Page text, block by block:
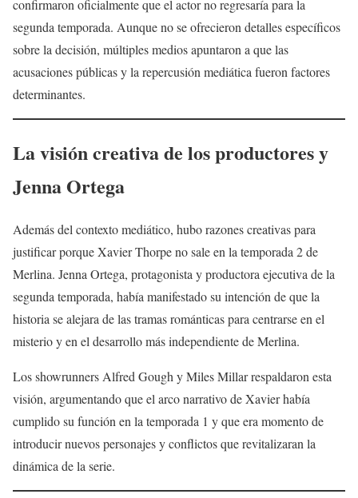
confirmaron oficialmente que el actor no regresaría para la
segunda temporada. Aunque no se ofrecieron detalles específicos
sobre la decisión, múltiples medios apuntaron a que las
acusaciones públicas y la repercusión mediática fueron factores
determinantes.
La visión creativa de los productores y
Jenna Ortega
Además del contexto mediático, hubo razones creativas para
justificar porque Xavier Thorpe no sale en la temporada 2 de
Merlina. Jenna Ortega, protagonista y productora ejecutiva de la
segunda temporada, había manifestado su intención de que la
historia se alejara de las tramas románticas para centrarse en el
misterio y en el desarrollo más independiente de Merlina.
Los showrunners Alfred Gough y Miles Millar respaldaron esta
visión, argumentando que el arco narrativo de Xavier había
cumplido su función en la temporada 1 y que era momento de
introducir nuevos personajes y conflictos que revitalizaran la
dinámica de la serie.